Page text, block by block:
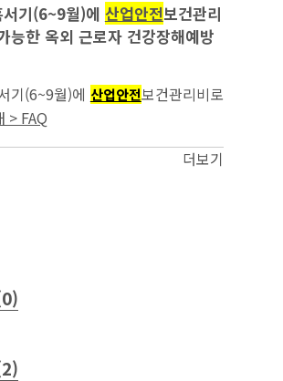
기(6~9월)에 산업안전보건관리
능한 옥외 근로자 건강장해예방
기(6~9월)에 산업안전보건관리비로
외 근로자 건강장해예방 물품
> FAQ
더보기